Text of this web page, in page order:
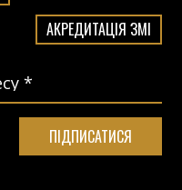
АКРЕДИТАЦІЯ ЗМІ